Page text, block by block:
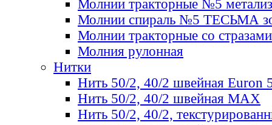
Молнии тракторные №5
Молнии спираль №5 ТЕСЬМА
Молнии тракторные со стразами
Молния рулонная
Нитки
Нить 50/2, 40/2 швейная Euron
Нить 50/2, 40/2 швейная МАХ
Нить 50/2, 40/2,